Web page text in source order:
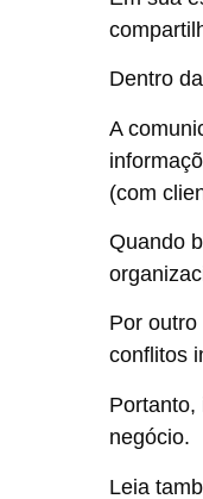
Dentro
A
(com
Quando
Por
conflitos
Portanto,
negócio.
Leia